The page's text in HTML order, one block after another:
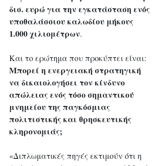
δισ. ευρώ για την εγκατάσταση ενός
υποθαλάσσιου καλωδίου μήκους
1.000 χιλιομέτρων.
Και το ερώτημα που προκύπτει είναι:
Μπορεί η ενεργειακή στρατηγική
να δικαιολογήσει τον κίνδυνο
απώλειας ενός τόσο σημαντικού
μνημείου της παγκόσμιας
πολιτιστικής και θρησκευτικής
κληρονομιάς;
«Διπλωματικές πηγές εκτιμούν ότι η